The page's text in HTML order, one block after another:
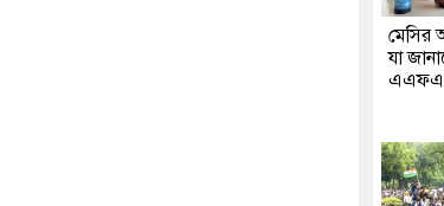
মেসির
যা
এএফএ